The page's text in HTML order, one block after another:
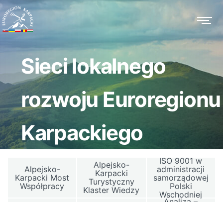
Sieci lokalnego
rozwoju Euroregionu
Karpackiego
Alpejsko-
Karpacki Most
Współpracy
Alpejsko-
Karpacki
Turystyczny
Klaster Wiedzy
ISO 9001 w
administracji
samorządowej
Polski
Wschodniej